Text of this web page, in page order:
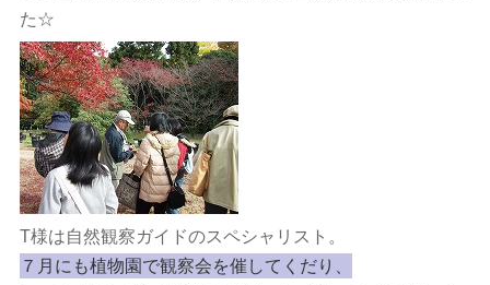
た☆
T様は自然観察ガイドのスペシャリスト。
７月にも植物園で観察会を催してくだり、